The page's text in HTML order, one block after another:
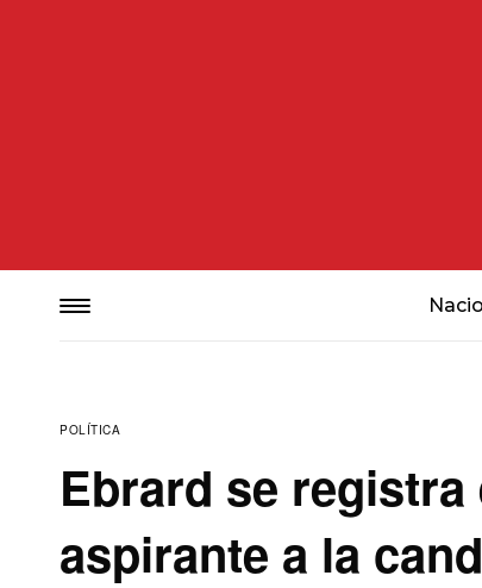
POLÍTICA
Ebrard se
aspirante a la